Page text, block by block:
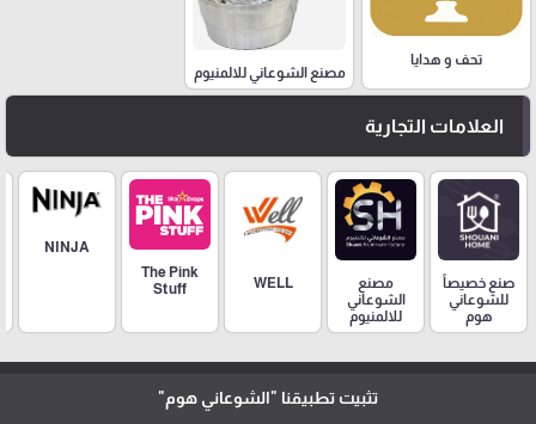
تحف و هدايا
مصنع الشوعاني للالمنيوم
العلامات التجارية
صنع خصيصاً
للشوعاني
هوم
مصنع
الشوعاني
للالمنيوم
WELL
The Pink
Stuff
NINJA
تثبيت تطبيقنا "الشوعاني هوم"